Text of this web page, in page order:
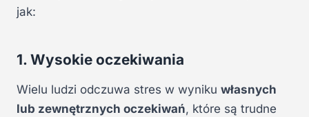
jak:
1. Wysokie oczekiwania
Wielu ludzi odczuwa stres w wyniku własnych
lub zewnętrznych oczekiwań, które są trudne